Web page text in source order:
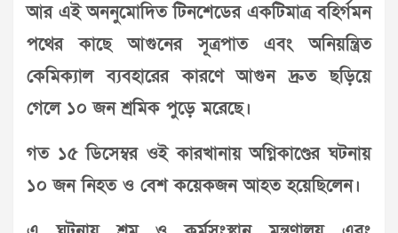
আর এই অননুমোদিত টিনশেডের একটিমাত্র বহির্গমন
পথের কাছে আগুনের সূত্রপাত এবং অনিয়ন্ত্রিত
কেমিক্যাল ব্যবহারের কারণে আগুন দ্রুত ছড়িয়ে
গেলে ১০ জন শ্রমিক পুড়ে মরেছে।
গত ১৫ ডিসেম্বর ওই কারখানায় অগ্নিকাণ্ডের ঘটনায়
১০ জন নিহত ও বেশ কয়েকজন আহত হয়েছিলেন।